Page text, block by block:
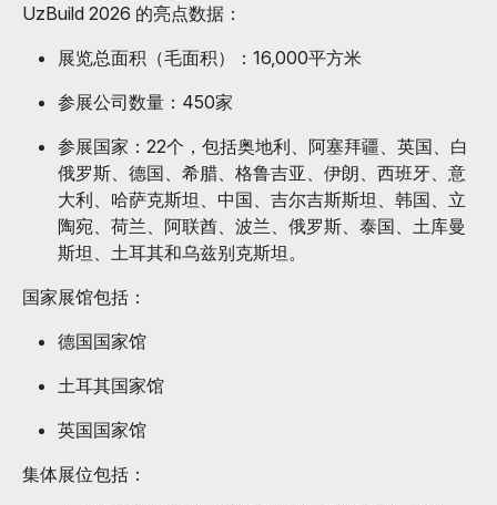
UzBuild 2026 的亮点数据：
展览总面积（毛面积）：16,000平方米
参展公司数量：450家
参展国家：22个，包括奥地利、阿塞拜疆、英国、白
俄罗斯、德国、希腊、格鲁吉亚、伊朗、西班牙、意
大利、哈萨克斯坦、中国、吉尔吉斯斯坦、韩国、立
陶宛、荷兰、阿联酋、波兰、俄罗斯、泰国、土库曼
斯坦、土耳其和乌兹别克斯坦。
国家展馆包括：
德国国家馆
土耳其国家馆
英国国家馆
集体展位包括：